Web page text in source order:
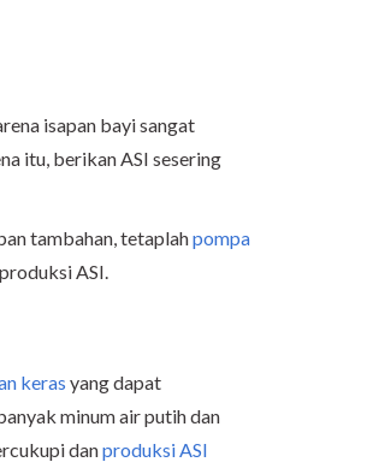
isapan bayi sangat
itu, berikan ASI sesering
tambahan, tetaplahpompa
ASI.
keras yang dapat
minum air putih dan
danproduksi ASI